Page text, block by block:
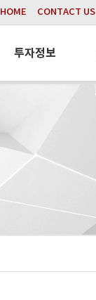
HOME CONTACT US
투자정보
전자공고